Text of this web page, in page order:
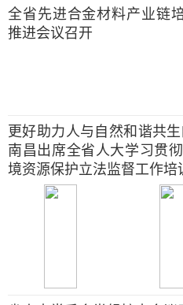
全省先进合金材料产业链
推进会议召开
更好助力人与自然和谐共
南昌出席全省人大学习贯
境资源保护立法监督工作培